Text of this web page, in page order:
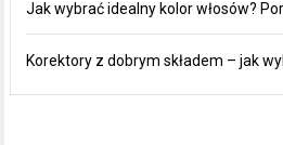
Jak wybrać idealny kolor włosów?
Korektory z dobrym składem – jak